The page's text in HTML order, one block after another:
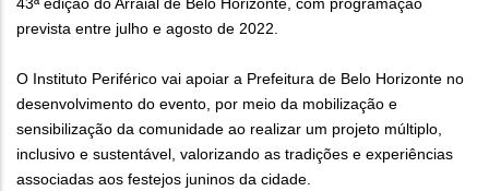
43ª edição do Arraial de Belo Horizonte, com programação
prevista entre julho e agosto de 2022.
O Instituto Periférico vai apoiar a Prefeitura de Belo Horizonte no
desenvolvimento do evento, por meio da mobilização e
sensibilização da comunidade ao realizar um projeto múltiplo,
inclusivo e sustentável, valorizando as tradições e experiências
associadas aos festejos juninos da cidade.